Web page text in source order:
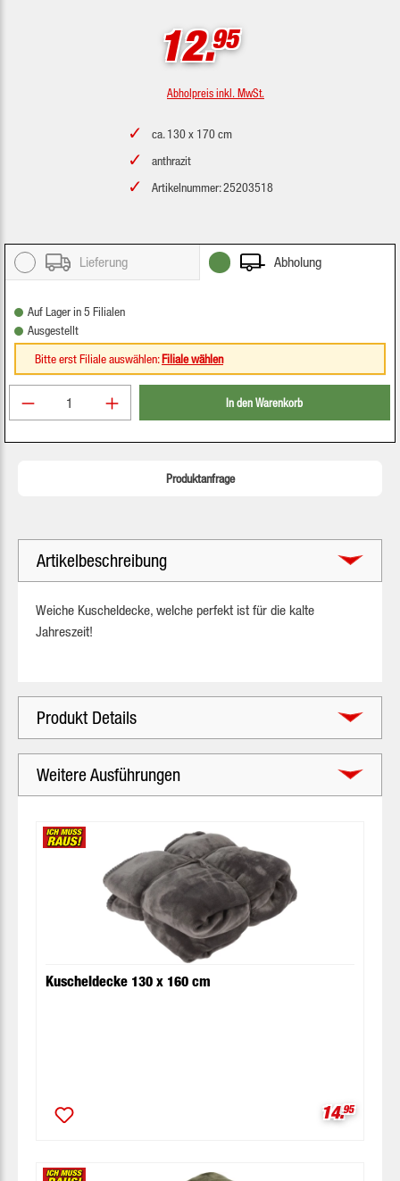
12.95
Abholpreis inkl. MwSt.
ca. 130 x 170 cm
anthrazit
Artikelnummer: 25203518
Lieferung Abholung
Auf Lager in 5 Filialen
Ausgestellt
Bitte erst Filiale auswählen:Filiale wählen
Produkt Anzahl: Gib den gewünschten Wert ein
In den Warenkorb
Produktanfrage
Artikelbeschreibung
Weiche Kuscheldecke, welche perfekt ist für die kalte
Jahreszeit!
Produkt Details
Weitere Ausführungen
Kuscheldecke 130 x 160 cm
14.95